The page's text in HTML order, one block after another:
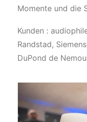
Momente und die
Kunden :
Randstad,
DuPond de